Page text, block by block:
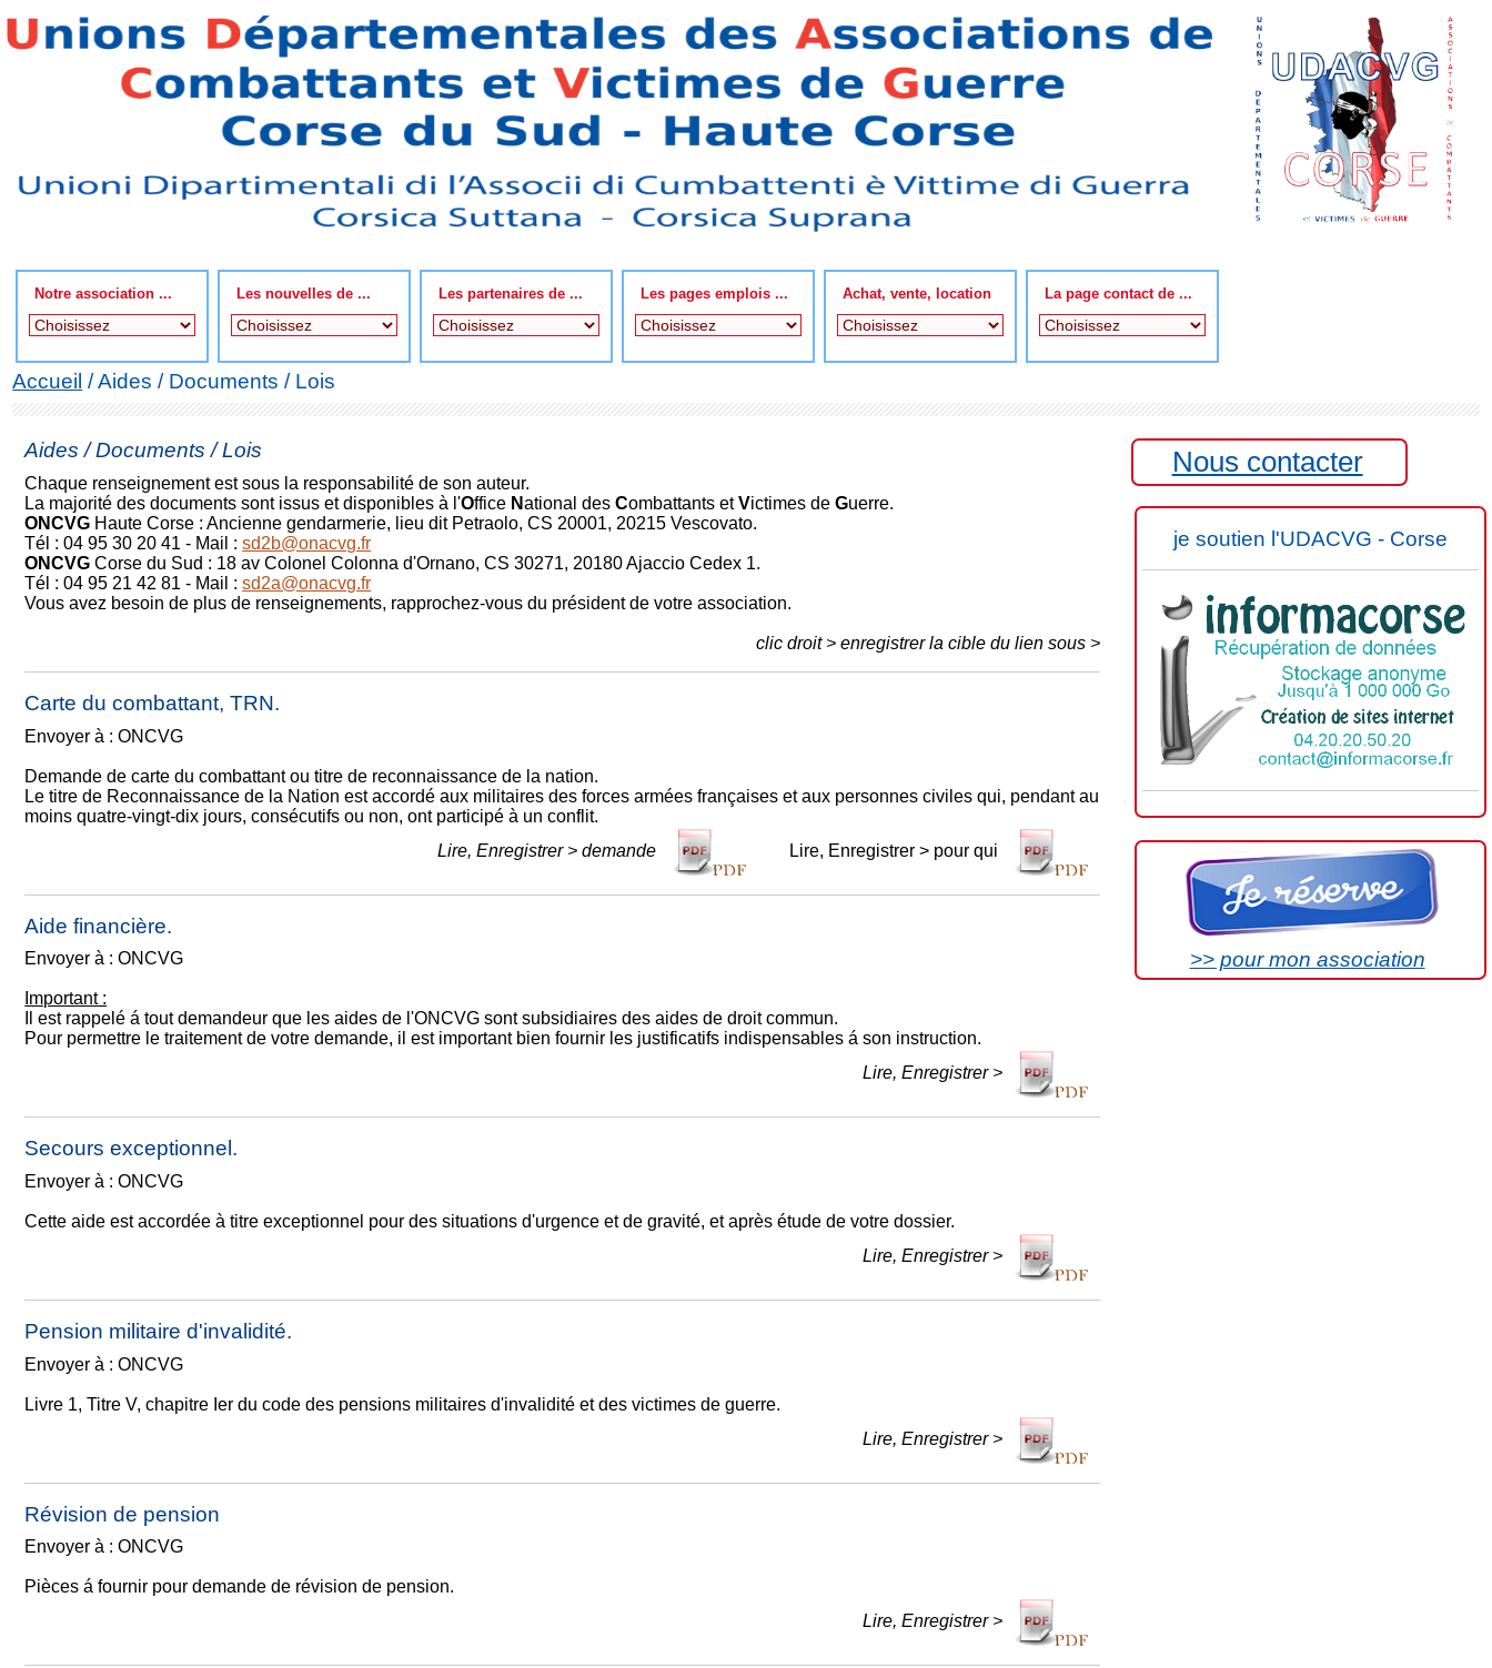
Notre association ... Les nouvelles de ... Les partenaires de ... Les pages emplois ... Achat, vente, location La page contact de ...
Accueil / Aides / Documents / Lois
Aides / Documents / Lois
Chaque renseignement est sous la responsabilité de son auteur.
La majorité des documents sont issus et disponibles à l'Office National desCombattants etVictimes deGuerre.
ONCVG Haute Corse : Ancienne gendarmerie, lieu dit Petraolo, CS 20001, 20215 Vescovato.
Tél : 04 95 30 20 41 - Mail :sd2b@onacvg.fr
ONCVG Corse du Sud : 18 av Colonel Colonna d'Ornano, CS 30271, 20180 Ajaccio Cedex 1.
Tél : 04 95 21 42 81 - Mail :sd2a@onacvg.fr
Vous avez besoin de plus de renseignements, rapprochez-vous du président de votre association.
clic droit > enregistrer la cible du lien sous >
Carte du combattant, TRN.
Envoyer à : ONCVG
Demande de carte du combattant ou titre de reconnaissance de la nation.
Le titre de Reconnaissance de la Nation est accordé aux militaires des forces armées françaises et aux personnes civiles qui, pendant au
moins quatre-vingt-dix jours, consécutifs ou non, ont participé à un conflit.
Lire, Enregistrer > demande
Lire, Enregistrer > pour qui
Aide financière.
Envoyer à : ONCVG
Important :
Il est rappelé á tout demandeur que les aides de l'ONCVG sont subsidiaires des aides de droit commun.
Pour permettre le traitement de votre demande, il est important bien fournir les justificatifs indispensables á son instruction.
Lire, Enregistrer >
Secours exceptionnel.
Envoyer à : ONCVG
Cette aide est accordée à titre exceptionnel pour des situations d'urgence et de gravité, et après étude de votre dossier.
Lire, Enregistrer >
Pension militaire d'invalidité.
Envoyer à : ONCVG
Livre 1, Titre V, chapitre Ier du code des pensions militaires d'invalidité et des victimes de guerre.
Lire, Enregistrer >
Révision de pension
Envoyer à : ONCVG
Pièces á fournir pour demande de révision de pension.
Lire, Enregistrer >
Nous contacter
je soutien l'UDACVG - Corse
>> pour mon association